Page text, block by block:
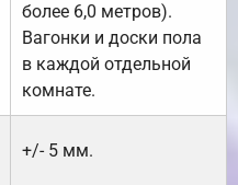
более 6,0 метров).
Вагонки и доски пола
в каждой отдельной
комнате.
+/- 5 мм.